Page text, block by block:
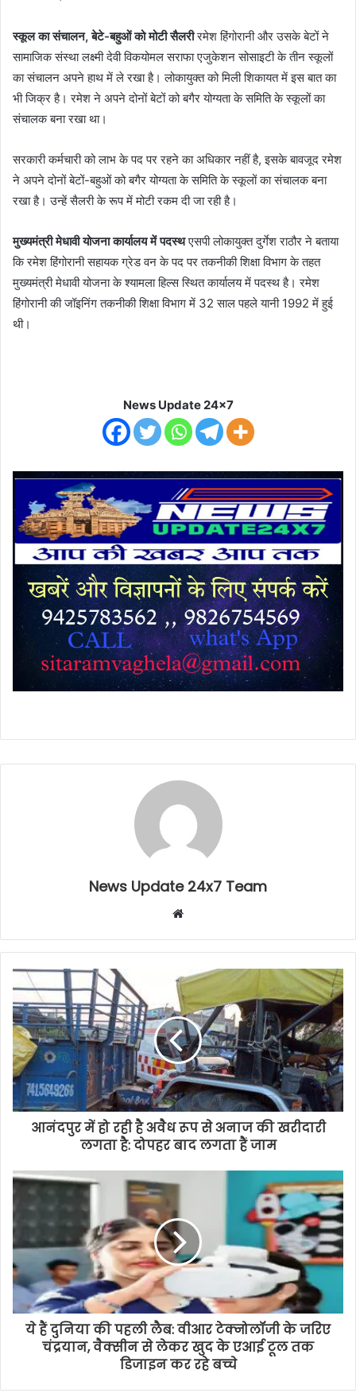
स्कूल का संचालन, बेटे-बहुओं को मोटी सैलरीरमेश हिंगोरानी और उसके बेटों ने
सामाजिक संस्था लक्ष्मी देवी विकयोमल सराफा एजुकेशन सोसाइटी के तीन स्कूलों
का संचालन अपने हाथ में ले रखा है। लोकायुक्त को मिली शिकायत में इस बात का
भी जिक्र है। रमेश ने अपने दोनों बेटों को बगैर योग्यता के समिति के स्कूलों का
संचालक बना रखा था।
सरकारी कर्मचारी को लाभ के पद पर रहने का अधिकार नहीं है, इसके बावजूद रमेश
ने अपने दोनों बेटों-बहुओं को बगैर योग्यता के समिति के स्कूलों का संचालक बना
रखा है। उन्हें सैलरी के रूप में मोटी रकम दी जा रही है।
मुख्यमंत्री मेधावी योजना कार्यालय में पदस्थएसपी लोकायुक्त दुर्गेश राठौर ने बताया
कि रमेश हिंगोरानी सहायक ग्रेड वन के पद पर तकनीकी शिक्षा विभाग के तहत
मुख्यमंत्री मेधावी योजना के श्यामला हिल्स स्थित कार्यालय में पदस्थ है। रमेश
हिंगोरानी की जॉइनिंग तकनीकी शिक्षा विभाग में 32 साल पहले यानी 1992 में हुई
थी।
News Update 24x7
News Update 24x7 Team
Website
आनंदपुर में हो रही है अवैध रूप से अनाज की खरीदारी
लगता है: दोपहर बाद लगता हैं जाम
ये हैं दुनिया की पहली लैब: वीआर टेक्नोलॉजी के जरिए
चंद्रयान, वैक्सीन से लेकर खुद के एआई टूल तक
डिजाइन कर रहे बच्चे